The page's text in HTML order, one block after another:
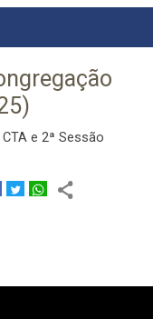
e 2ª Sessão